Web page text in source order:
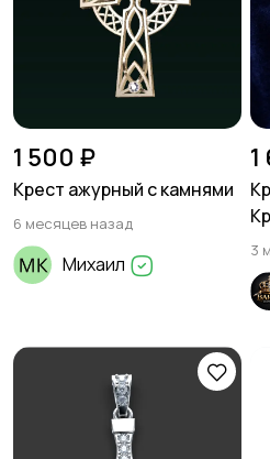
1 500 ₽
Крест ажурный с камнями
6 месяцев назад
Михаил
3